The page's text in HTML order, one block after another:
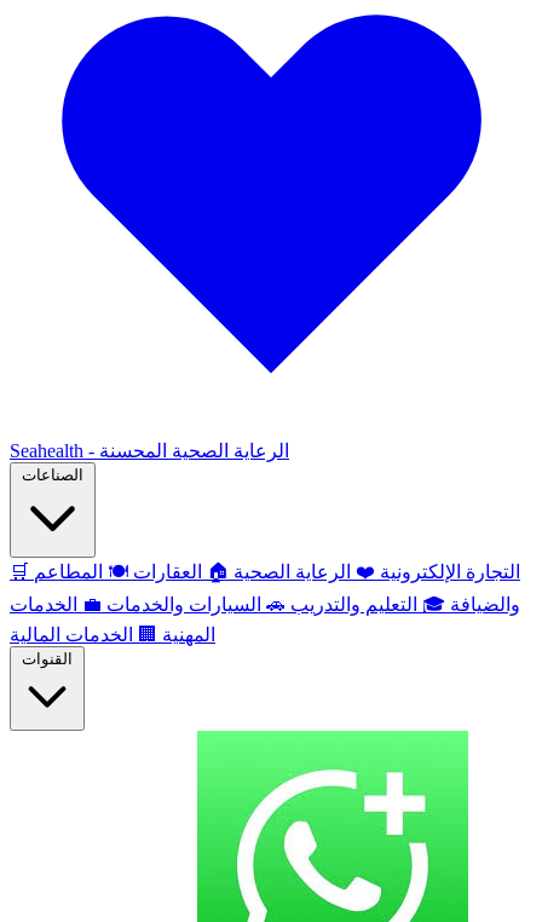
Seahealth - الرعاية الصحية المحسنة
🛒 التجارة الإلكترونية ❤️ الرعاية الصحية 🏠 العقارات 🍽️ المطاعم
والضيافة 🎓 التعليم والتدريب 🚗 السيارات والخدمات 💼
الخدمات
المهنية 🏢 الخدمات المالية